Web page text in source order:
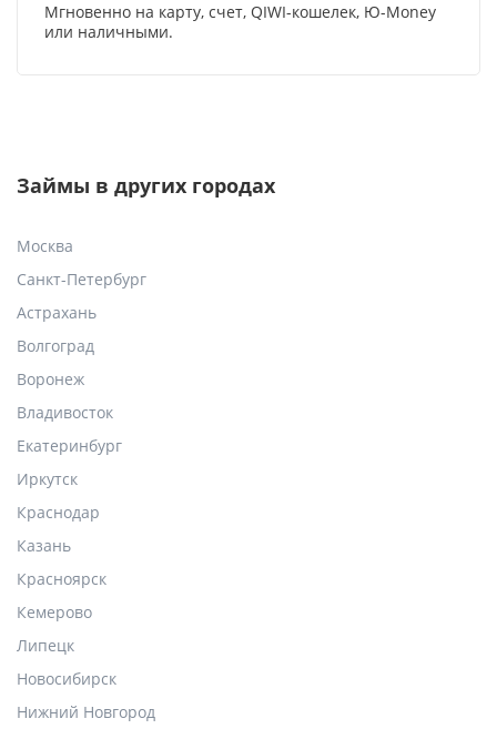
Мгновенно на карту, счет, QIWI-кошелек, Ю-Money
или наличными.
Займы в других городах
Москва
Санкт-Петербург
Астрахань
Волгоград
Воронеж
Владивосток
Екатеринбург
Иркутск
Краснодар
Казань
Красноярск
Кемерово
Липецк
Новосибирск
Нижний Новгород